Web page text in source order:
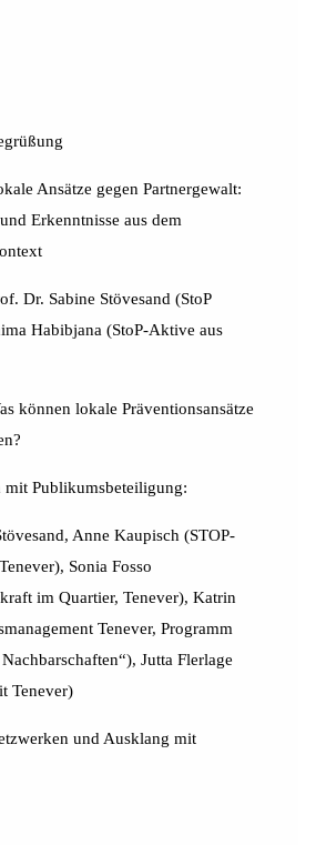
Ansätze gegen Partnergewalt:
Erkenntnisse aus dem
Dr. Sabine Stövesand (StoP
Habibjana (StoP-Aktive aus
lokale Präventionsansätze
mit Publikumsbeteiligung:
Anne Kaupisch (STOP-
Sonia Fosso
im Quartier, Tenever), Katrin
Tenever, Programm
Jutta Flerlage
Tenever)
und Ausklang mit